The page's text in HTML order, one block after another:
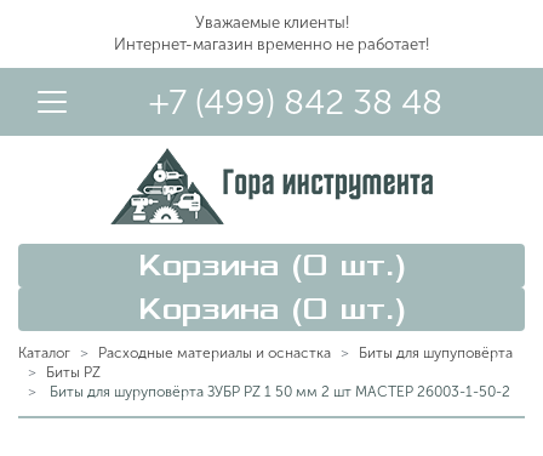
Уважаемые клиенты!
Интернет-магазин временно не работает!
+7 (499) 842 38 48
Корзина (0 шт.)
Корзина (0 шт.)
Каталог Расходные материалы и оснастка
Биты для шупуповёрта
Биты PZ
Биты для шуруповёрта ЗУБР PZ 1 50 мм 2 шт МАСТЕР 26003-1-50-2